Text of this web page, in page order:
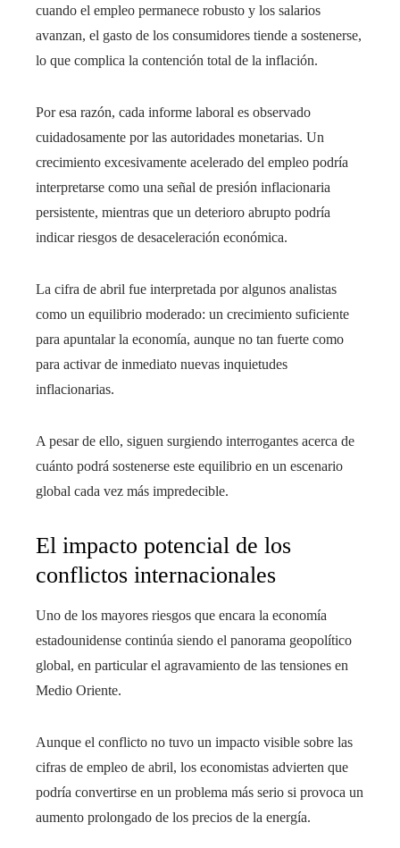
cuando el empleo permanece robusto y los salarios
avanzan, el gasto de los consumidores tiende a sostenerse,
lo que complica la contención total de la inflación.
Por esa razón, cada informe laboral es observado
cuidadosamente por las autoridades monetarias. Un
crecimiento excesivamente acelerado del empleo podría
interpretarse como una señal de presión inflacionaria
persistente, mientras que un deterioro abrupto podría
indicar riesgos de desaceleración económica.
La cifra de abril fue interpretada por algunos analistas
como un equilibrio moderado: un crecimiento suficiente
para apuntalar la economía, aunque no tan fuerte como
para activar de inmediato nuevas inquietudes
inflacionarias.
A pesar de ello, siguen surgiendo interrogantes acerca de
cuánto podrá sostenerse este equilibrio en un escenario
global cada vez más impredecible.
El impacto potencial de los
conflictos internacionales
Uno de los mayores riesgos que encara la economía
estadounidense continúa siendo el panorama geopolítico
global, en particular el agravamiento de las tensiones en
Medio Oriente.
Aunque el conflicto no tuvo un impacto visible sobre las
cifras de empleo de abril, los economistas advierten que
podría convertirse en un problema más serio si provoca un
aumento prolongado de los precios de la energía.